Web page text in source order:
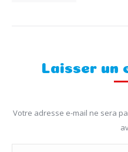
Laisser un
Votre adresse e-mail ne sera